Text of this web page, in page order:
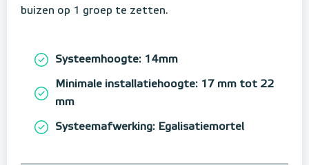
buizen op 1 groep te zetten.
Systeemhoogte: 14mm
Minimale installatiehoogte: 17 mm tot 22
mm
Systeemafwerking: Egalisatiemortel